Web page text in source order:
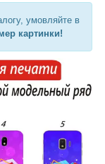
умовляйте в
картинки!